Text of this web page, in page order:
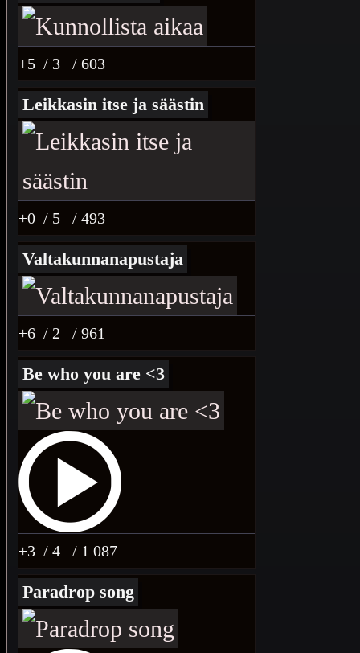
+5 / 3 / 603
Leikkasin itse ja säästin
+0 / 5 / 493
Valtakunnanapustaja
+6 / 2 / 961
Be who you are <3
+3 / 4 / 1 087
Paradrop song